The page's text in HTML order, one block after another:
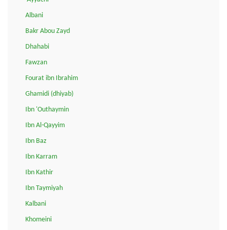
Albani
Bakr Abou Zayd
Dhahabi
Fawzan
Fourat ibn Ibrahim
Ghamidi (dhiyab)
Ibn 'Outhaymin
Ibn Al-Qayyim
Ibn Baz
Ibn Karram
Ibn Kathir
Ibn Taymiyah
Kalbani
Khomeini